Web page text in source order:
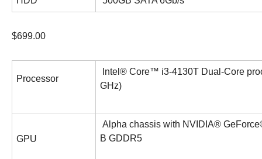
$699.00
Processor
Intel® Core™ i3-4130T Dual-Core
GHz)
GPU
Alpha chassis with NVIDIA®
B GDDR5